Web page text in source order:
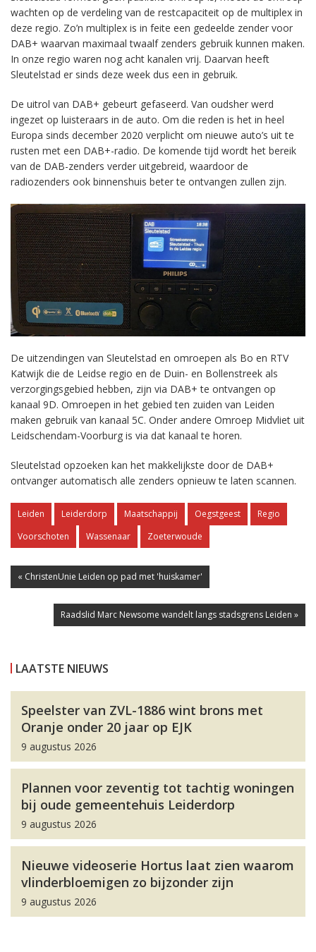
wachten op de verdeling van de restcapaciteit op de multiplex in
deze regio. Zo’n multiplex is in feite een gedeelde zender voor
DAB+ waarvan maximaal twaalf zenders gebruik kunnen maken.
In onze regio waren nog acht kanalen vrij. Daarvan heeft
Sleutelstad er sinds deze week dus een in gebruik.
De uitrol van DAB+ gebeurt gefaseerd. Van oudsher werd
ingezet op luisteraars in de auto. Om die reden is het in heel
Europa sinds december 2020 verplicht om nieuwe auto’s uit te
rusten met een DAB+-radio. De komende tijd wordt het bereik
van de DAB-zenders verder uitgebreid, waardoor de
radiozenders ook binnenshuis beter te ontvangen zullen zijn.
De uitzendingen van Sleutelstad en omroepen als Bo en RTV
Katwijk die de Leidse regio en de Duin- en Bollenstreek als
verzorgingsgebied hebben, zijn via DAB+ te ontvangen op
kanaal 9D. Omroepen in het gebied ten zuiden van Leiden
maken gebruik van kanaal 5C. Onder andere Omroep Midvliet uit
Leidschendam-Voorburg is via dat kanaal te horen.
Sleutelstad opzoeken kan het makkelijkste door de DAB+
ontvanger automatisch alle zenders opnieuw te laten scannen.
Leiden Leiderdorp Maatschappij Oegstgeest
Regio
Voorschoten
Wassenaar Zoeterwoude
« ChristenUnie Leiden op pad met 'huiskamer'
Raadslid Marc Newsome wandelt langs stadsgrens Leiden »
LAATSTE NIEUWS
Speelster van ZVL-1886 wint brons met
Oranje onder 20 jaar op EJK
9 augustus 2026
Plannen voor zeventig tot tachtig woningen
bij oude gemeentehuis Leiderdorp
9 augustus 2026
Nieuwe videoserie Hortus laat zien waarom
vlinderbloemigen zo bijzonder zijn
9 augustus 2026